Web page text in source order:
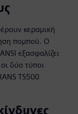
κεραμική
πομπού. Ο
εξασφαλίζει
δύο τύποι
TS500